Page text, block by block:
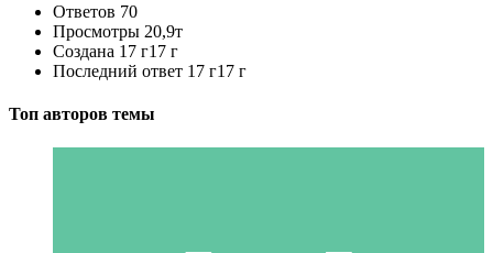
Ответов 70
Просмотры 20,9т
Создана 17 г17 г
Последний ответ 17 г17 г
Топ авторов темы